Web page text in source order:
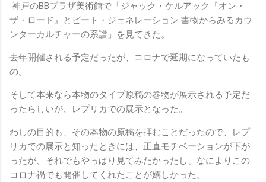
神戸のBBプラザ美術館で「ジャック・ケルアック『オン・
ザ・ロード』とビート・ジェネレーション 書物からみるカウ
ンターカルチャーの系譜」を見てきた。
去年開催される予定だったが、コロナで延期になっていたも
の。
そして本来なら本物のタイプ原稿の巻物が展示される予定だ
ったらしいが、レプリカでの展示となった。
わしの目的も、その本物の原稿を拝むことだったので、レプ
リカでの展示と知ったときには、正直モチベーションが下が
ったが、それでもやっぱり見てみたかったし、なによりこの
コロナ禍でも開催してくれたことが嬉しかった。